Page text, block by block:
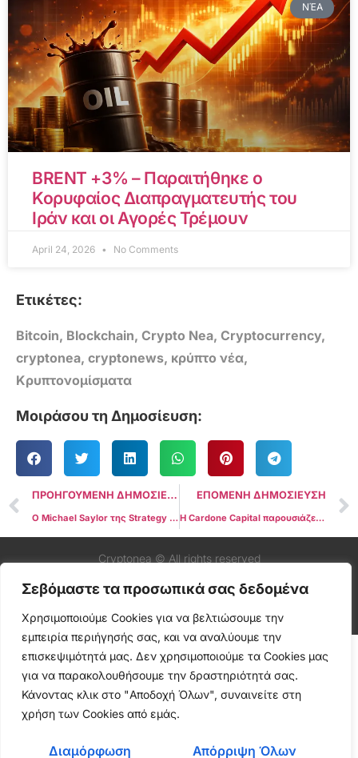
Σεβόμαστε τα προσωπικά σας δεδομένα
Χρησιμοποιούμε Cookies για να βελτιώσουμε την
εμπειρία περιήγησής σας, και να αναλύουμε την
επισκεψιμότητά μας. Δεν χρησιμοποιούμε τα Cookies μας
για να παρακολουθήσουμε την δραστηριότητά σας.
Κάνοντας κλικ στο "Αποδοχή Όλων", συναινείτε στη
χρήση των Cookies από εμάς.
Διαμόρφωση Απόρριψη Όλων
ΝΈΑ
BRENT +3% – Παραιτήθηκε ο
Κορυφαίος Διαπραγματευτής του
Ιράν και οι Αγορές Τρέμουν
April 24, 2026 No Comments
Ετικέτες:
Bitcoin, Blockchain, Crypto Nea, Cryptocurrency,
cryptonea, cryptonews, κρύπτο νέα,
Κρυπτονομίσματα
Μοιράσου τη Δημοσίευση:
ΠΡΟΗΓΟΥΜΕΝΗ ΔΗΜΟΣΙΕΥΣΗ
Ο Michael Saylor της Strategy υπονοεί νέα αγορά Bitcoin εν μέσω πτώσης της αγοράς
ΕΠΟΜΕΝΗ ΔΗΜΟΣΙΕΥΣΗ
Η Cardone Capital παρουσιάζει το καινοτόμο 10X Miami River Bitcoin Fund
Cryptonea © All rights reserved